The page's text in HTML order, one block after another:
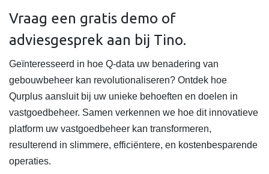
Vraag een gratis demo of
adviesgesprek aan bij Tino.
Geïnteresseerd in hoe Q-data uw benadering van
gebouwbeheer kan revolutionaliseren? Ontdek hoe
Qurplus aansluit bij uw unieke behoeften en doelen in
vastgoedbeheer. Samen verkennen we hoe dit innovatieve
platform uw vastgoedbeheer kan transformeren,
resulterend in slimmere, efficiëntere, en kostenbesparende
operaties.